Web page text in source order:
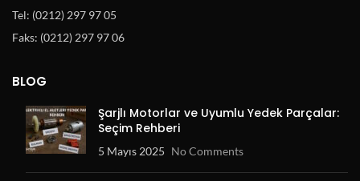
Tel: (0212) 297 97 05
Faks: (0212) 297 97 06
BLOG
Şarjlı Motorlar ve Uyumlu Yedek Parçalar:
Seçim Rehberi
5 Mayıs 2025 No Comments